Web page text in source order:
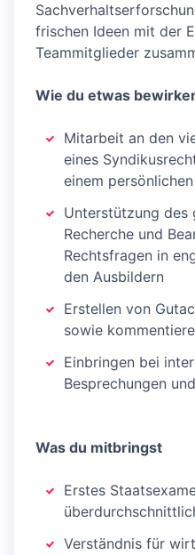
frischen Ideen mit der
Teammitglieder
Wie du etwas
Mitarbeit an den
eines
einem
Unterstützung des
Recherche und
Rechtsfragen in
den Ausbildern
Erstellen von
sowie
Einbringen bei
Besprechungen
Was du mitbringst
Erstes
Verständnis für